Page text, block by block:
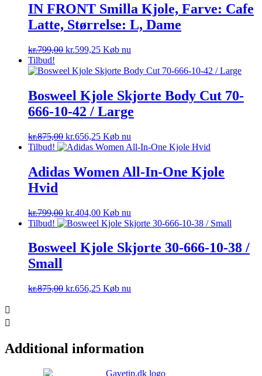
IN FRONT Smilla Kjole, Farve: Cafe
Latte, Størrelse: L, Dame
kr.799,00 Den
pris
kr.799,00.
kr.599,25Den
pris
kr.599,25.
Køb nu
Tilbud!
Bosweel Kjole Skjorte Body Cut 70-
666-10-42 / Large
kr.875,00 Den
oprindelige
var:
kr.875,00.
kr.656,25Den
aktuelle
kr.656,25.
Køb nu
Tilbud!
Adidas Women All-In-One Kjole
Hvid
kr.799,00 Den
oprindelige
var:
kr.799,00.
kr.404,00Den
aktuelle
er:
kr.404,00.
Køb nu
Tilbud!
Bosweel Kjole Skjorte 30-666-10-38 /
Small
kr.875,00 Den
kr.656,25Den
Køb nu
Additional information